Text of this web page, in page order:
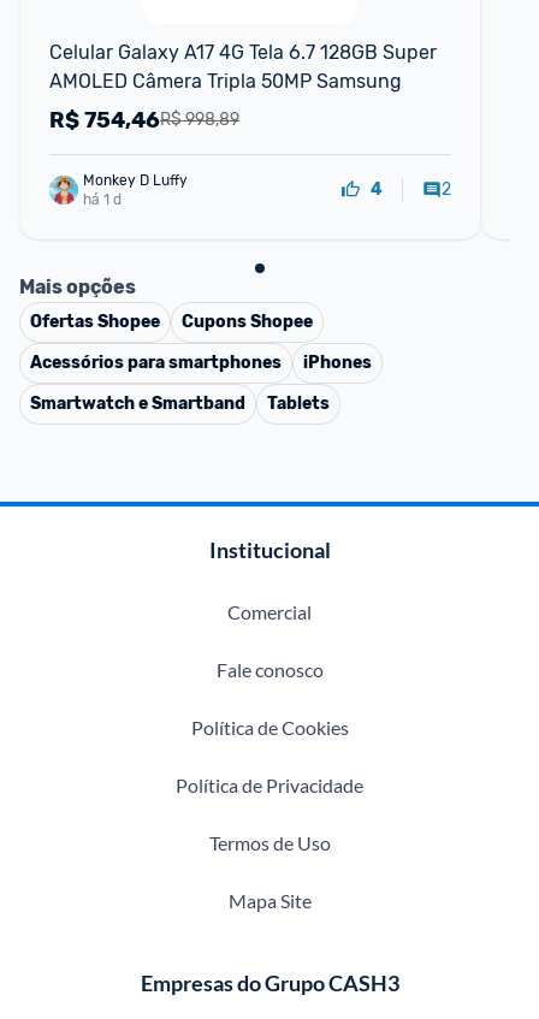
Celular Galaxy A17 4G Tela 6.7 128GB Super
AMOLED Câmera Tripla 50MP Samsung
R$ 998,89
R$754,46
Monkey D Luffy
há 1 d
4 2
Mais opções
OfertasShopee CuponsShopee
Acessórios para smartphones
iPhones
Smartwatch e Smartband
Tablets
Institucional
Comercial
Fale conosco
Política de Cookies
Política de Privacidade
Termos de Uso
Mapa Site
Empresas do Grupo CASH3